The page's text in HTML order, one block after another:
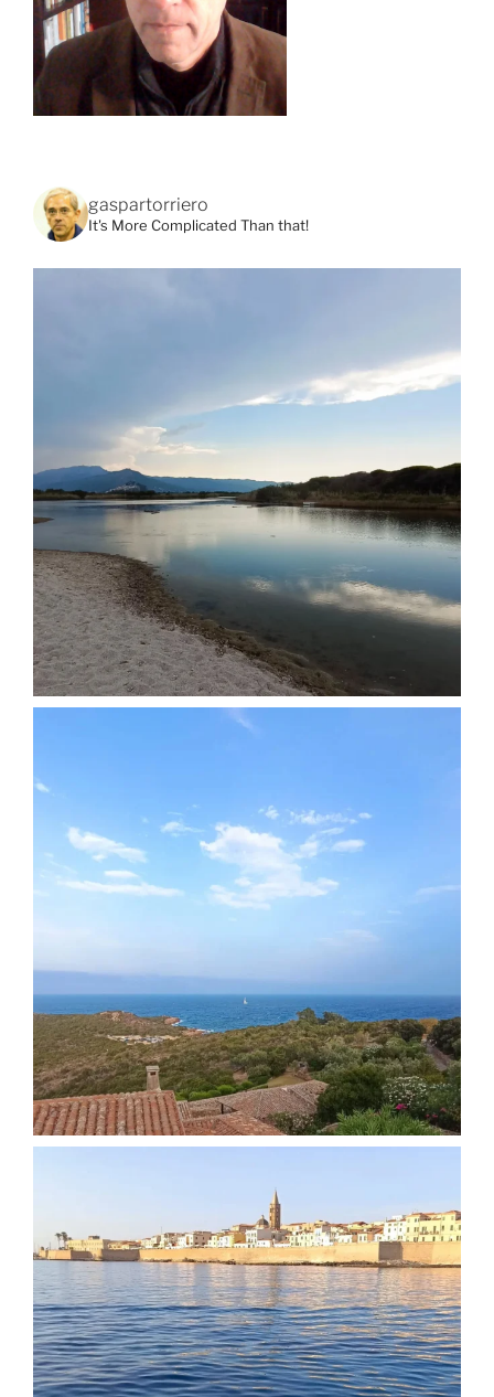
gaspartorriero
It's More Complicated Than that!